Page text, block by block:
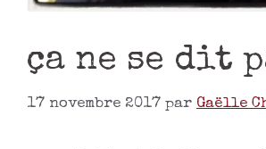
ça ne se dit
17 novembre 2017 par Gaëlle